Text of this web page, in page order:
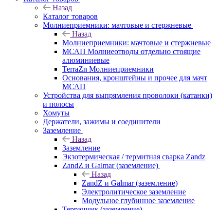
Назад
Каталог товаров
Молниеприемники: мачтовые и стержневые
Назад
Молниеприемники: мачтовые и стержневые
МСАП Молниеотводы отдельно стоящие
алюминиевые
TerraZn Молниеприемники
Основания, кронштейны и прочее для мачт
МСАП
Устройства для выпрямления проволоки (катанки)
и полосы
Хомуты
Держатели, зажимы и соединители
Заземление
Назад
Заземление
Экзотермическая / термитная сварка Zandz
ZandZ и Galmar (заземление)
Назад
ZandZ и Galmar (заземление)
Электролитическое заземление
Модульное глубинное заземление